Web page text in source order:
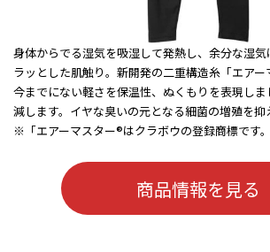
身体からでる湿気を吸湿して発熱し、余分な湿
ラッとした肌触り。新開発の二重構造糸「エアー
今までにない軽さを保温性、ぬくもりを表現し
減します。イヤな臭いの元となる細菌の増殖を抑
※「エアーマスター®はクラボウの登録商標です。
商品情報を見る